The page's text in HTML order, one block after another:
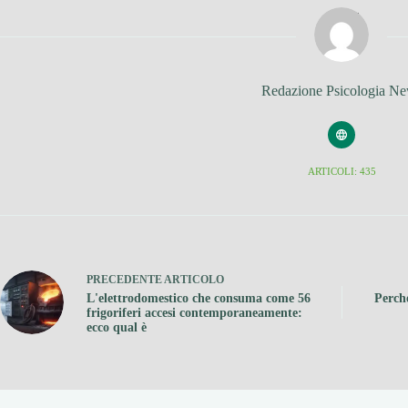
Redazione Psicologia
ARTICOLI: 435
PRECEDENTE ARTICOLO
L'elettrodomestico che consuma come 56
frigoriferi accesi contemporaneamente:
ecco qual è